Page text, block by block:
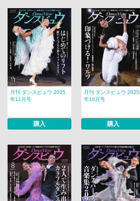
月刊 ダンスビュウ 2025
年11月号
購入
月刊 ダンスビュウ 2025
年10月号
購入